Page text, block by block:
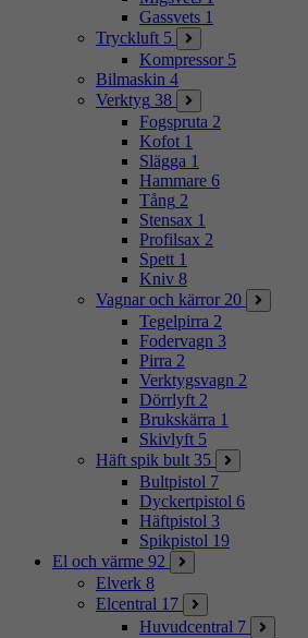
Gassvets 1
Tryckluft 5
Kompressor 5
Bilmaskin 4
Verktyg 38
Fogspruta 2
Kofot 1
Slägga 1
Hammare 6
Tång 2
Stensax 1
Profilsax 2
Spett 1
Kniv 8
Vagnar och kärror 20
Tegelpirra 2
Fodervagn 3
Pirra 2
Verktygsvagn 2
Dörrlyft 2
Brukskärra 1
Skivlyft 5
Häft spik bult 35
Bultpistol 7
Dyckertpistol 6
Häftpistol 3
Spikpistol 19
El och värme 92
Elverk 8
Elcentral 17
Huvudcentral 7